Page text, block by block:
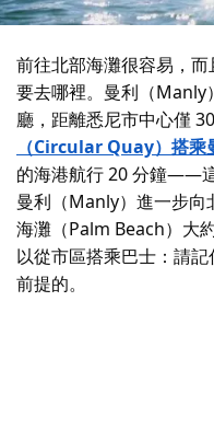
前往北部海灘很容易，
要去哪裡。曼利（Manly
廳，距離悉尼市中心僅
（Circular Quay）搭
的海港航行 20 分鐘——
曼利（Manly）進一步向
海灘（Palm Beach）大
以從市區搭乘巴士：請
前提的。